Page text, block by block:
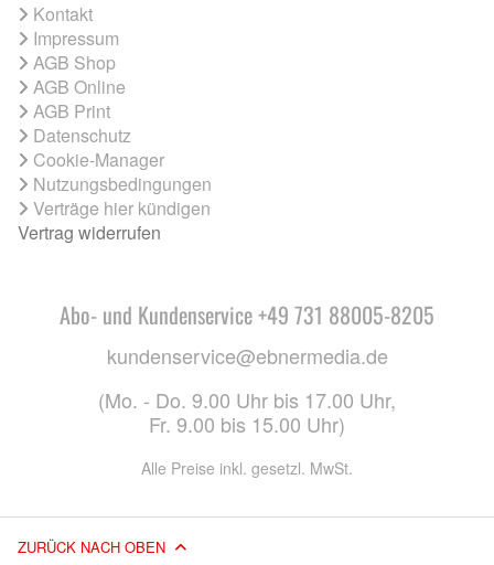
Kontakt
Impressum
AGB Shop
AGB Online
AGB Print
Datenschutz
Cookie-Manager
Nutzungsbedingungen
Verträge hier kündigen
Vertrag widerrufen
Abo- und Kundenservice +49 731 88005-8205
kundenservice@ebnermedia.de
(Mo. - Do. 9.00 Uhr bis 17.00 Uhr,
Fr. 9.00 bis 15.00 Uhr)
Alle Preise inkl. gesetzl. MwSt.
ZURÜCK NACH OBEN